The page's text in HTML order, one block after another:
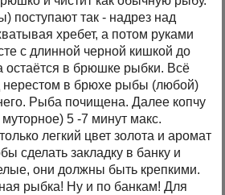
поступают так - надрез над
хребет, а потом руками
с длинной черной кишкой до
остаётся в брюшке рыбки. Всё
нерестом в брюхе рыбы (любой)
Рыба почищена. Далее копчу
5 -7 минут макс.
легкий цвет золота и аромат
сделать закладку в банку и
они должны быть крепкими.
рыбка! Ну и по банкам! Для